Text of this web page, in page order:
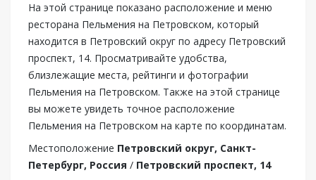
На этой странице показано расположение и меню
ресторана Пельмения на Петровском, который
находится в Петровский округ по адресу Петровский
проспект, 14. Просматривайте удобства,
близлежащие места, рейтинги и фотографии
Пельмения на Петровском. Также на этой странице
вы можете увидеть точное расположение
Пельмения на Петровском на карте по координатам.
Местоположение Петровский округ, Санкт-
Петербург, Россия / Петровский проспект, 14